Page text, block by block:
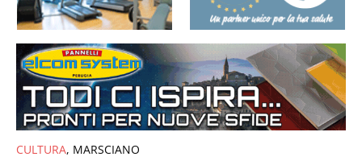
CULTURA, MARSCIANO